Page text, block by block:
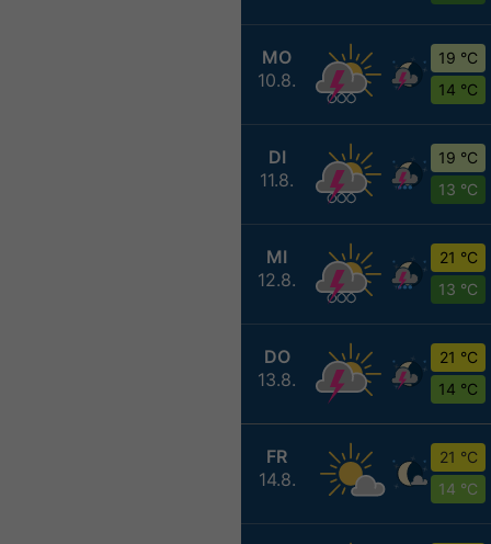
MO
10.8.
19 °C
14 °C
DI
11.8.
19 °C
13 °C
MI
12.8.
21 °C
13 °C
DO
13.8.
21 °C
14 °C
FR
14.8.
21 °C
14 °C